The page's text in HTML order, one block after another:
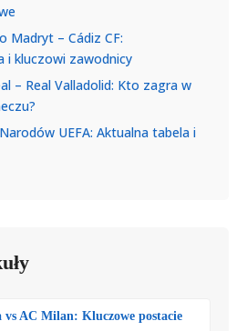
Madryt – Cádiz CF:
i kluczowi zawodnicy
– Real Valladolid: Kto zagra w
UEFA: Aktualna tabela i
vs AC Milan: Kluczowe postacie